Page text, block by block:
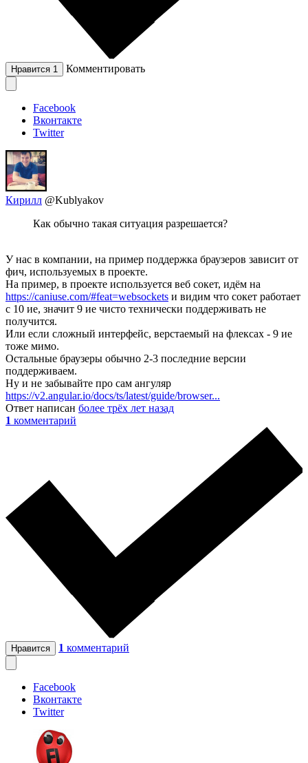
Нравится 1 Комментировать
Facebook
Вконтакте
Twitter
Кирилл @Kublyakov
Как обычно такая ситуация разрешается?
У нас в компании, на пример поддержка браузеров зависит от
фич, используемых в проекте.
На пример, в проекте используется веб сокет, идём на
https://caniuse.com/#feat=websockets и видим что сокет работает
с 10 ие, значит 9 ие чисто технически поддерживать не
получится.
Или если сложный интерфейс, верстаемый на флексах - 9 ие
тоже мимо.
Остальные браузеры обычно 2-3 последние версии
поддерживаем.
Ну и не забывайте про сам ангуляр
https://v2.angular.io/docs/ts/latest/guide/browser...
Ответ написан более трёх лет назад
1 комментарий
Нравится 1 комментарий
Facebook
Вконтакте
Twitter